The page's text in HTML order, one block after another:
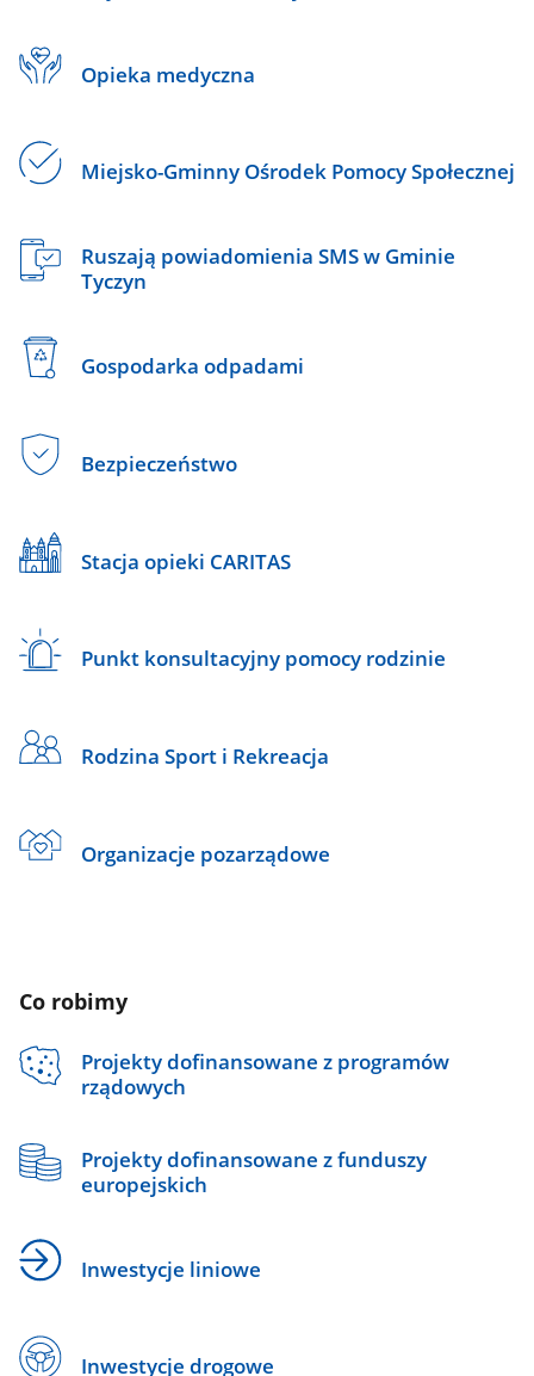
Opieka medyczna
Miejsko-Gminny Ośrodek Pomocy Społecznej
Ruszają powiadomienia SMS w Gminie
Tyczyn
Gospodarka odpadami
Bezpieczeństwo
Stacja opieki CARITAS
Punkt konsultacyjny pomocy rodzinie
Rodzina Sport i Rekreacja
Organizacje pozarządowe
Co robimy
Projekty dofinansowane z programów
rządowych
Projekty dofinansowane z funduszy
europejskich
Inwestycje liniowe
Inwestycje drogowe